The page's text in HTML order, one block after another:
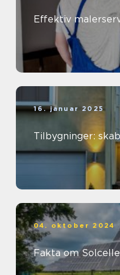
Effektiv
16. januar 2025
Tilbygninger:
04. oktober 2024
Fakta om